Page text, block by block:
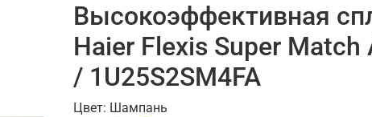
Высокоэффективная
Haier Flexis Super Match
/ 1U25S2SM4FA
Цвет: Шампань